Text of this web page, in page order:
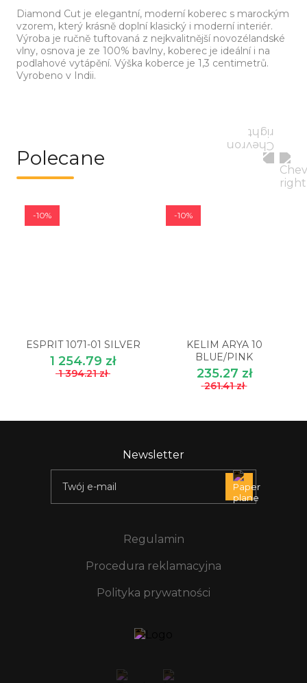
Diamond Cut je elegantní, moderní koberec s marockým
vzorem, který krásně doplní klasický i moderní interiér.
Výroba je ručně tuftovaná z nejkvalitnější novozélandské
vlny, osnova je ze 100% bavlny, koberec je ideální i na
podlahové vytápění. Výška koberce je 1,3 centimetrů.
Vyrobeno v Indii.
Polecane
-10%
ESPRIT 1071-01 SILVER
1 254.79 zł
1 394.21 zł
-10%
KELIM ARYA 10
BLUE/PINK
235.27 zł
261.41 zł
Newsletter
Regulamin
Procedura reklamacyjna
Polityka prywatności